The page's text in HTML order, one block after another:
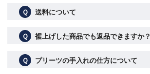
Ｑ 送料について
Ｑ 裾上げした商品でも返品できますか？
Ｑ プリーツの手入れの仕方について